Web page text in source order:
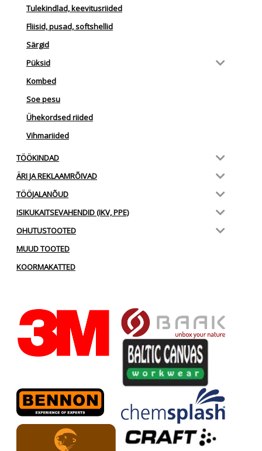
Tulekindlad, keevitusriided
Fliisid, pusad, softshellid
Särgid
Püksid
Kombed
Soe pesu
Ühekordsed riided
Vihmariided
TÖÖKINDAD
ÄRI JA REKLAAMRÕIVAD
TÖÖJALANÕUD
ISIKUKAITSEVAHENDID (IKV, PPE)
OHUTUSTOOTED
MUUD TOOTED
KOORMAKATTED